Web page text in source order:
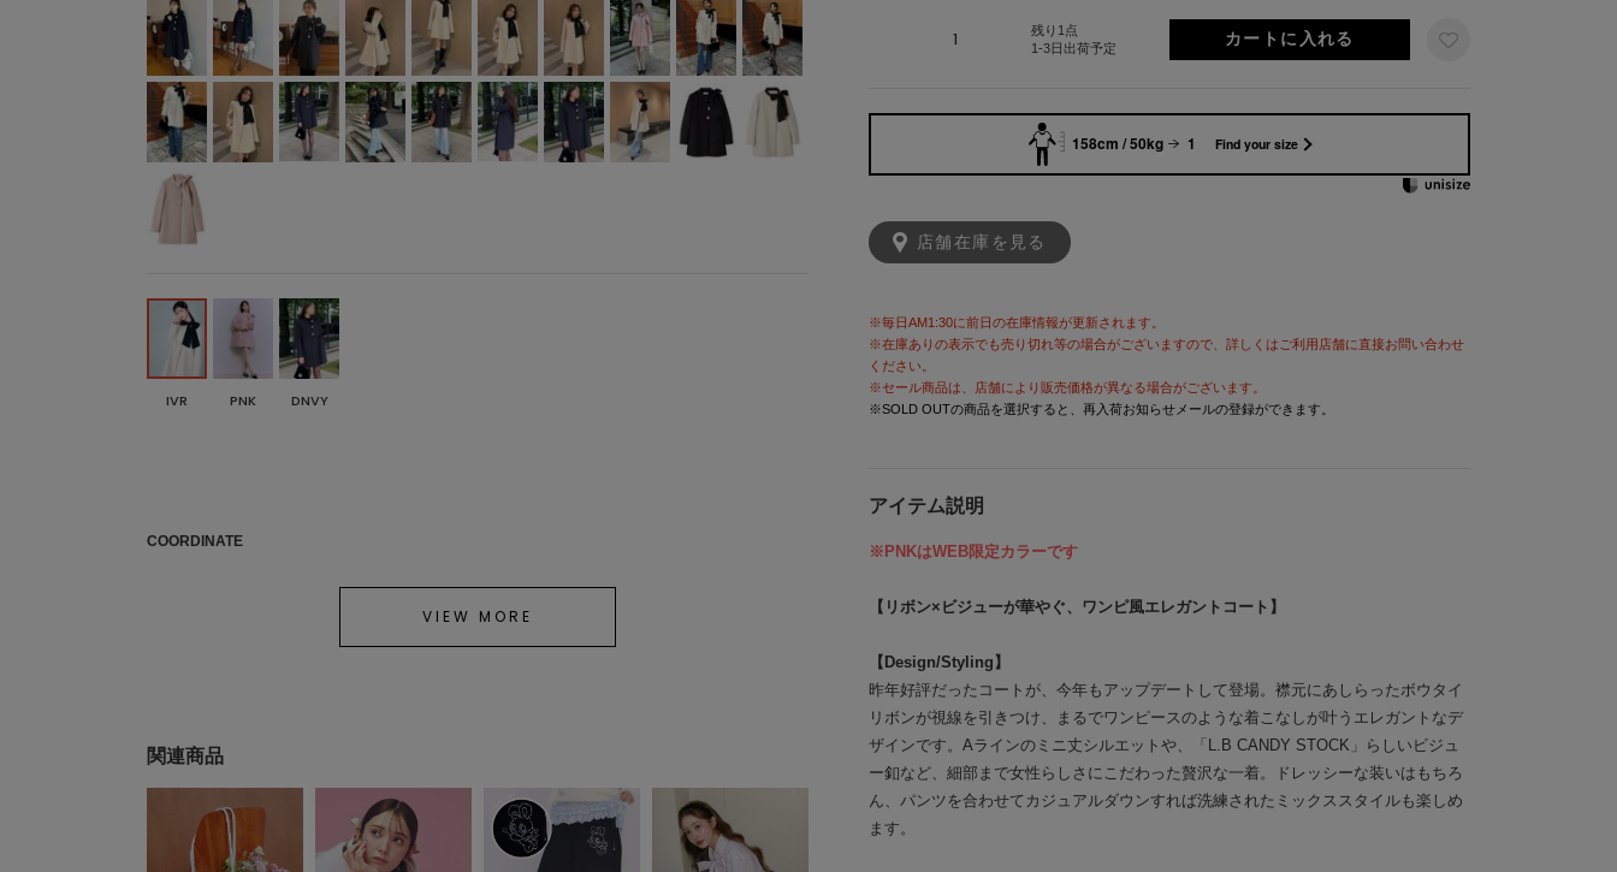
1
残り1点
1-3日出荷予定
158cm / 50kg 1 Find your size
店舗在庫を見る
※毎日AM1:30に前日の在庫情報が更新されます。
※在庫ありの表示でも売り切れ等の場合がございますので、詳しくはご利用店舗に直接お問い合わせ
ください。
※セール商品は、店舗により販売価格が異なる場合がございます。
※SOLD OUTの商品を選択すると、再入荷お知らせメールの登録ができます。
アイテム説明
※PNKはWEB限定カラーです
【リボン×ビジューが華やぐ、ワンピ風エレガントコート】
【Design/Styling】
昨年好評だったコートが、今年もアップデートして登場。襟元にあしらったボウタイ
リボンが視線を引きつけ、まるでワンピースのような着こなしが叶うエレガントなデ
ザインです。Aラインのミニ丈シルエットや、「L.B CANDY STOCK」らしいビジュ
ー釦など、細部まで女性らしさにこだわった贅沢な一着。ドレッシーな装いはもちろ
ん、パンツを合わせてカジュアルダウンすれば洗練されたミックススタイルも楽しめ
ます。
IVR PNK DNVY
COORDINATE
VIEW MORE
関連商品